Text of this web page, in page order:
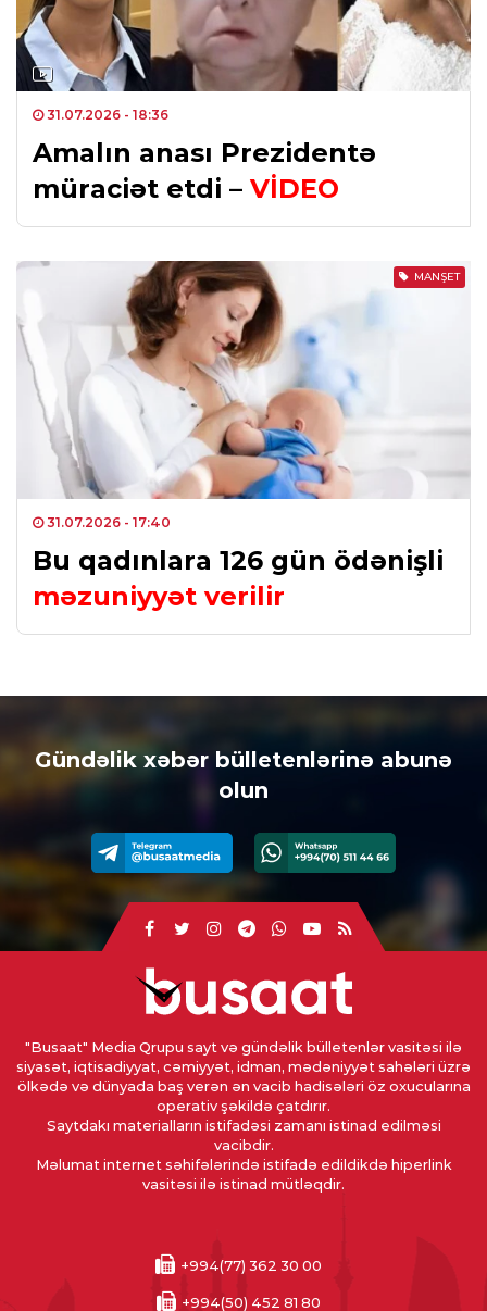
31.07.2026 - 18:36
Amalın anası Prezidentə
müraciət etdi – VİDEO
MANŞET
31.07.2026 - 17:40
Bu qadınlara 126 gün ödənişli
məzuniyyət verilir
Gündəlik xəbər bülletenlərinə abunə
olun
"Busaat" Media Qrupu sayt və gündəlik bülletenlər vasitəsi ilə
siyasət, iqtisadiyyat, cəmiyyət, idman, mədəniyyət sahələri üzrə
ölkədə və dünyada baş verən ən vacib hadisələri öz oxucularına
operativ şəkildə çatdırır.
Saytdakı materialların istifadəsi zamanı istinad edilməsi
vacibdir.
Məlumat internet səhifələrində istifadə edildikdə hiperlink
vasitəsi ilə istinad mütləqdir.
+994(77) 362 30 00
+994(50) 452 81 80